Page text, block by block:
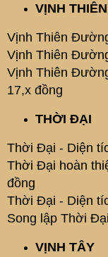
VỊNH
Vịnh Thiên
Vịnh Thiên
Vịnh Thiên
17,x đồng
THỜI ĐẠI
Thời Đại - Diện
Thời Đại hoàn
đồng
Thời Đại - Diện
Song lập Thời
VỊNH TÂY